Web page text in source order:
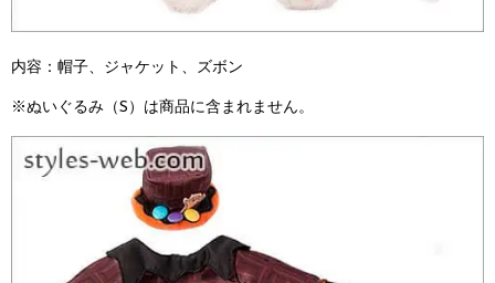
内容：帽子、ジャケット、ズボン
※ぬいぐるみ（S）は商品に含まれません。